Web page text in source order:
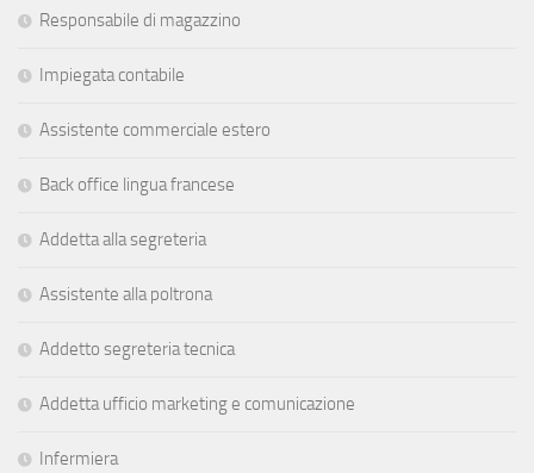
Responsabile di magazzino
Impiegata contabile
Assistente commerciale estero
Back office lingua francese
Addetta alla segreteria
Assistente alla poltrona
Addetto segreteria tecnica
Addetta ufficio marketing e comunicazione
Infermiera